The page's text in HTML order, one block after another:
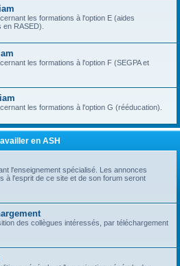
les formations à l'option E (aides
RASED).
les formations à l'option F (SEGPA et
les formations à l'option G (rééducation).
en ASH
l'enseignement spécialisé. Les annonces
à l'esprit de ce site et de son forum seront
des collègues intéressés, par téléchargement